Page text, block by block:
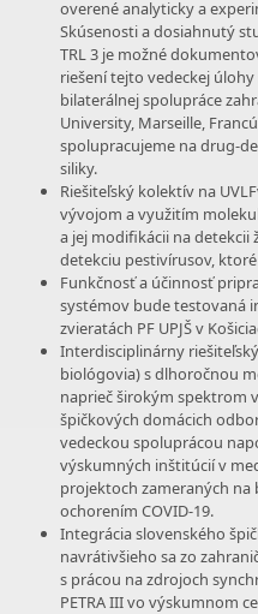
overené analyticky a
Skúsenosti a dosiahnutý
TRL 3 je možné
riešení tejto vedeckej
bilaterálnej spolupráce
University, Marseille,
spolupracujeme na drug-
siliky.
Riešiteľský kolektív na
vývojom a využitím
a jej modifikácii na detekcii
detekciu pestivírusov,
Funkčnosť a účinnosť
systémov bude testovaná
zvieratách PF UPJŠ v
Interdisciplinárny
biológovia) s dlhoročnou
naprieč širokým spektrom
špičkových domácich
vedeckou spoluprácou
výskumných inštitúcií v
projektoch zameraných
ochorením COVID-19.
Integrácia slovenského
navrátivšieho sa zo
s prácou na zdrojoch
PETRA III vo výskumnom